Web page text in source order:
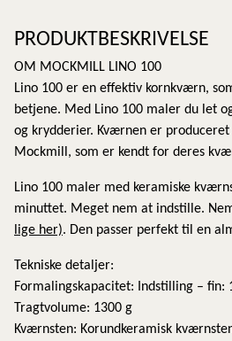
PRODUKTBESKRIVELSE
OM MOCKMILL LINO 100
Lino 100 er en effektiv kornkværn,
betjene. Med Lino 100 maler du let
og krydderier. Kværnen er
Mockmill, som er kendt for deres
Lino 100 maler med keramiske
minuttet. Meget nem at indstille.
lige her). Den passer perfekt til en
Tekniske detaljer:
Formalingskapacitet: Indstilling – fin:
Tragtvolume: 1300 g
Kværnsten: Korundkeramisk